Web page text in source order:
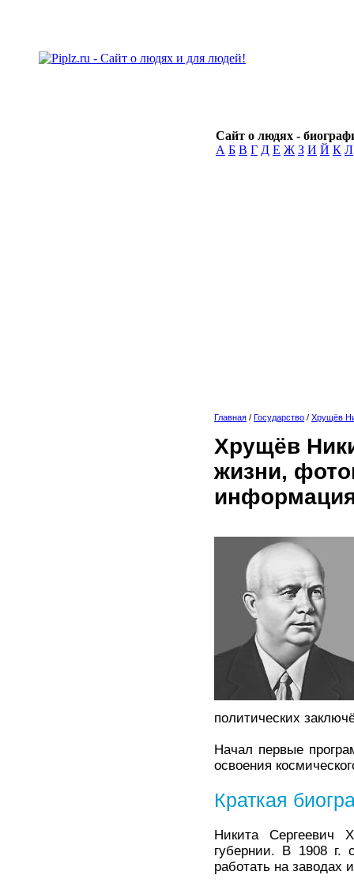
Сайт о людях -
А Б В Г Д Е Ж З И Й К Л
Главная / Государство / Хрущёв
Хрущёв
жизни,
политических
Начал первые
освоения
Краткая
Никита Сергеевич
губернии. В 1908 г.
работать на заводах